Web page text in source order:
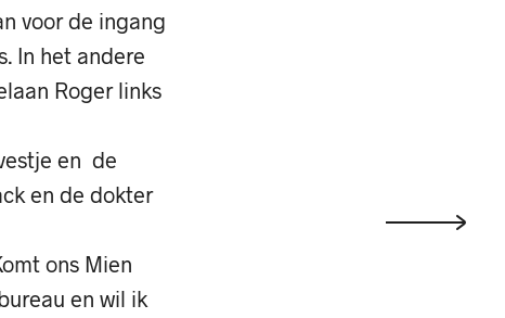
voor de ingang
In het andere
Roger links
en de
en de dokter
ons Mien
en wil ik